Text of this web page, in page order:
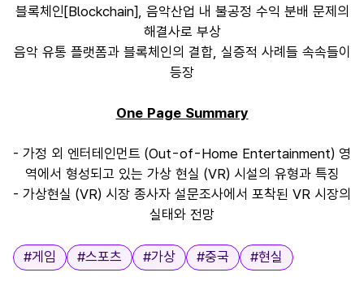
블록체인[Blockchain], 음악산업 내 불공정 수익 분배 문제의
해결사로 부상
음악 유통 플랫폼과 블록체인의 결합, 실증적 사례들 속속들이
등장
One Page Summary
- 가정 외 엔터테인먼트 (Out-of-Home Entertainment) 영
역에서 형성되고 있는 가상 현실 (VR) 시설의 유형과 특징
- 가상현실 (VR) 시장 종사자 설문조사에서 포착된 VR 시장의
실태와 전망
태그
#게임 #스포츠 #가상 #중국 #현실